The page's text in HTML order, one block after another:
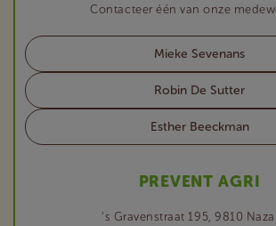
Contacteer één van onze
Mieke Sevenans
Robin De Sutter
Esther Beeckman
PREVENT AGRI
‘s Gravenstraat 195, 9810